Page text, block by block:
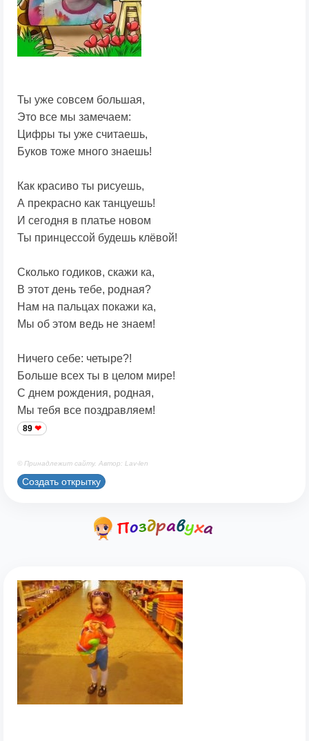
Ты уже совсем большая,
Это все мы замечаем:
Цифры ты уже считаешь,
Буков тоже много знаешь!
Как красиво ты рисуешь,
А прекрасно как танцуешь!
И сегодня в платье новом
Ты принцессой будешь клёвой!
Сколько годиков, скажи ка,
В этот день тебе, родная?
Нам на пальцах покажи ка,
Мы об этом ведь не знаем!
Ничего себе: четыре?!
Больше всех ты в целом мире!
С днем рождения, родная,
Мы тебя все поздравляем!
89
© Принадлежит сайту. Автор: Lav-len
Создать открытку